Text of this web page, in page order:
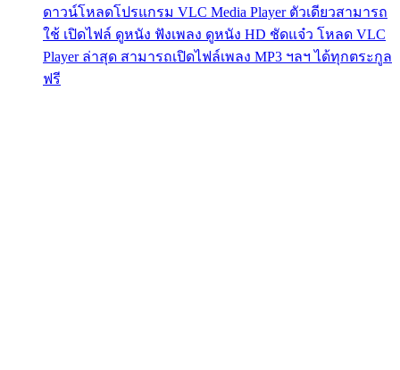
ดาวน์โหลดโปรแกรม VLC Media Player ตัวเดียวสามารถ
ใช้ เปิดไฟล์ ดูหนัง ฟังเพลง ดูหนัง HD ชัดแจ๋ว โหลด VLC
Player ล่าสุด สามารถเปิดไฟล์เพลง MP3 ฯลฯ ได้ทุกตระกูล
ฟรี